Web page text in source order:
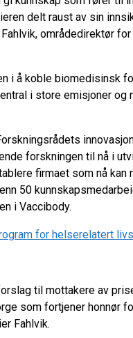
delt raust av sin
områdedirektør
i å koble biomedisinsk
i store emisjoner og
forskningen til nå i
firmaet som nå kan
50
i Vaccibody.
for helserelatert
til mottakere av
som fortjener honnør
Fahlvik.